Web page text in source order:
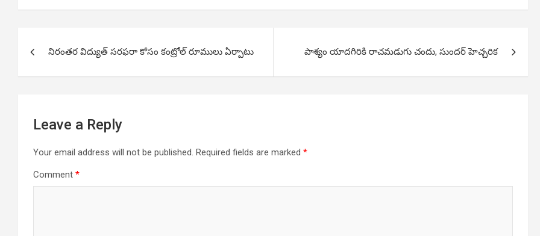
navigation
నిరంతర విద్యుత్ సరఫరా కోసం కంట్రోల్ రూములు ఏర్పాటు పాశ్యం యాదగిరికి రాచమడుగు చందు, సుందర్ హెచ్చరిక
Leave a Reply
Your email address will not be published. Required fields are marked *
Comment *